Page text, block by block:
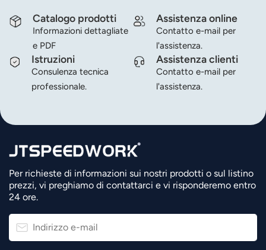
Catalogo prodotti
Informazioni dettagliate
e PDF
Assistenza online
Contatto e-mail per
l'assistenza.
Istruzioni
Consulenza tecnica
professionale.
Assistenza clienti
Contatto e-mail per
l'assistenza.
Per richieste di informazioni sui nostri prodotti o sul listino
prezzi, vi preghiamo di contattarci e vi risponderemo entro
24 ore.